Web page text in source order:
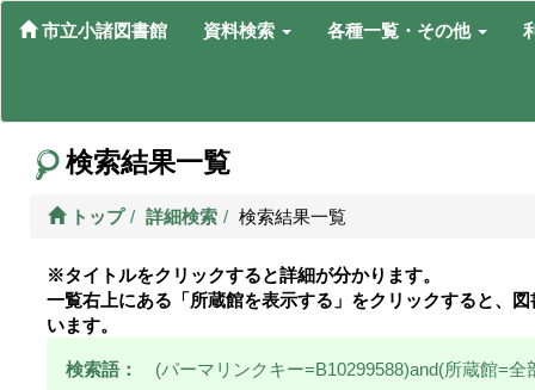
市立小諸図書館 資料検索 各種一覧・その他
検索結果一覧
トップ 詳細検索 検索結果一覧
※タイトルをクリックすると詳細が分かります。
一覧右上にある「所蔵館を表示する」をクリックすると、
います。
検索語： (パーマリンクキー=B10299588)and(所蔵館=全